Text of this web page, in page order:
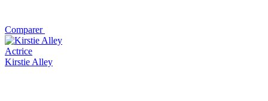
Comparer
Actrice
Kirstie Alley